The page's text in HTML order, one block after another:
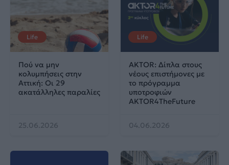
Life
Πού να μην
κολυμπήσεις στην
Αττική: Οι 29
ακατάλληλες παραλίες
25.06.2026
Life
AKTOR: Δίπλα στους
νέους επιστήμονες με
το πρόγραμμα
υποτροφιών
AKTOR4TheFuture
04.06.2026